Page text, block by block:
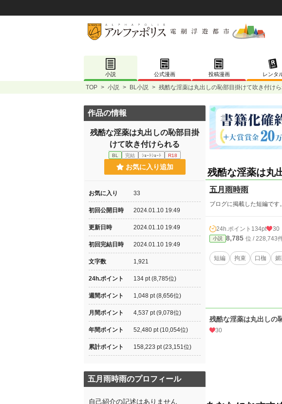
小説 公式漫画 投稿漫画 レンタ
TOP > 小説 > BL小説 > 残酷な淫薬は丸出しの恥部目掛けて吹き付け
残酷な淫薬は丸
五月雨時雨
ブログに掲載した短編です。
24h.ポイント 134pt 30
小説 8,785 位 / 228,743
短編 拘束 口枷
残酷な淫薬は丸出しの
30
作品の情報
残酷な淫薬は丸出しの恥部目掛
けて吹き付けられる
BL 完結 ｼｮｰﾄｼｮｰﾄ R18
お気に入り追加
お気に入り 33
初回公開日時 2024.01.10 19:49
更新日時 2024.01.10 19:49
初回完結日時 2024.01.10 19:49
文字数 1,921
24h.ポイント 134 pt (8,785位)
週間ポイント 1,048 pt (8,656位)
月間ポイント 4,537 pt (9,078位)
年間ポイント 52,480 pt (10,054位)
累計ポイント 158,223 pt (23,151位)
五月雨時雨のプロフィール
自己紹介の記述はありません